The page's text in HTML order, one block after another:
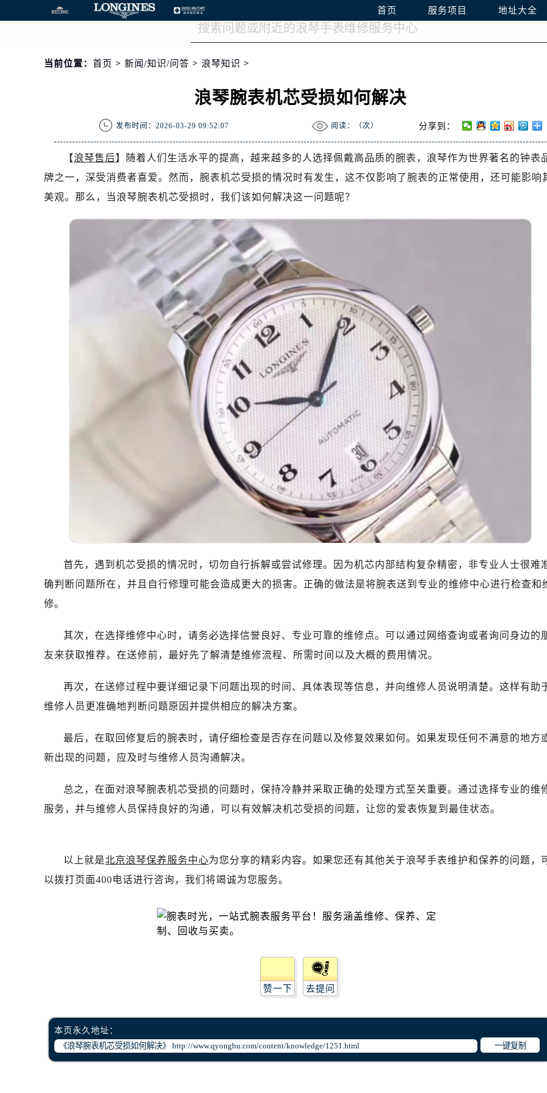
首页 服务项目 地址大全
当前位置： 首页 > 新闻/知识/问答 > 浪琴知识 >
浪琴腕表机芯受损如何解决
发布时间：2026-03-29 09:52:07 阅读：（次） 分享到：
【浪琴售后】随着人们生活水平的提高，越来越多的人选择佩戴高品质的腕表，浪琴作为世界著名的钟表
牌之一，深受消费者喜爱。然而，腕表机芯受损的情况时有发生，这不仅影响了腕表的正常使用，还可能影响
美观。那么，当浪琴腕表机芯受损时，我们该如何解决这一问题呢？
首先，遇到机芯受损的情况时，切勿自行拆解或尝试修理。因为机芯内部结构复杂精密，非专业人士很难
确判断问题所在，并且自行修理可能会造成更大的损害。正确的做法是将腕表送到专业的维修中心进行检查和
修。
其次，在选择维修中心时，请务必选择信誉良好、专业可靠的维修点。可以通过网络查询或者询问身边的
友来获取推荐。在送修前，最好先了解清楚维修流程、所需时间以及大概的费用情况。
再次，在送修过程中要详细记录下问题出现的时间、具体表现等信息，并向维修人员说明清楚。这样有助
维修人员更准确地判断问题原因并提供相应的解决方案。
最后，在取回修复后的腕表时，请仔细检查是否存在问题以及修复效果如何。如果发现任何不满意的地方
新出现的问题，应及时与维修人员沟通解决。
总之，在面对浪琴腕表机芯受损的问题时，保持冷静并采取正确的处理方式至关重要。通过选择专业的维
服务，并与维修人员保持良好的沟通，可以有效解决机芯受损的问题，让您的爱表恢复到最佳状态。
以上就是北京浪琴保养服务中心为您分享的精彩内容。如果您还有其他关于浪琴手表维护和保养的问题，
以拨打页面400电话进行咨询，我们将竭诚为您服务。
赞一下 去提问
本页永久地址：
一键复制